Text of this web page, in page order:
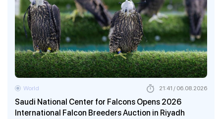
Saudi National Center for Falcons Opens 2026
International Falcon Breeders Auction in Riyadh
World 21:41 / 06.08.2026